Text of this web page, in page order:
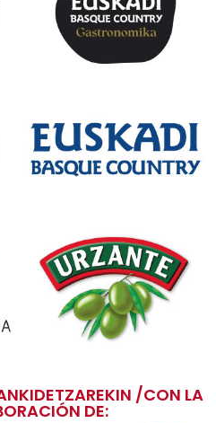
/CON LA
DE: